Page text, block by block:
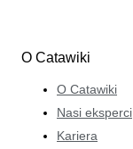
O Catawiki
O Catawiki
Nasi eksperci
Kariera